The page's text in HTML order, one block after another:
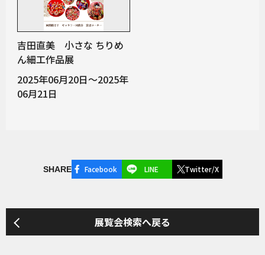
吉田直美 小さな ちりめ
ん細工作品展
2025年06月20日～2025年
06月21日
SHARE Facebook LINE Twitter/X
展覧会検索へ戻る